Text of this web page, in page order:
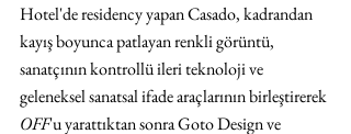
Hotel'de residency yapan Casado, kadrandan
kayış boyunca patlayan renkli görüntü,
sanatçının kontrollü ileri teknoloji ve
geleneksel sanatsal ifade araçlarının birleştirerek
OFF'u yarattıktan sonra Goto Design ve